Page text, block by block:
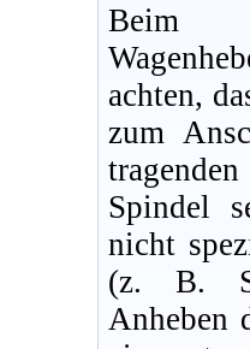
Beim
achten,
zum
Spindel
nicht
(z. B.
Anheben